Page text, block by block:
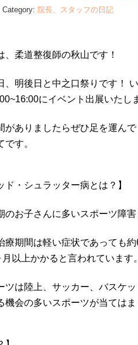
Category: 院長、スタッフの日記
、柔道整復師の秋山です！
、明後日と中之口祭りです！
にイベント出展いたし
がありましたらぜひ足を運ん
です。
ド・シュラッター病とは？】
のお子さんに多いスポーツ障害
療期間は軽い症状であっても
以上かかると言われています。
ツは陸上、サッカー、バスケ
機会の多いスポーツが当てはま